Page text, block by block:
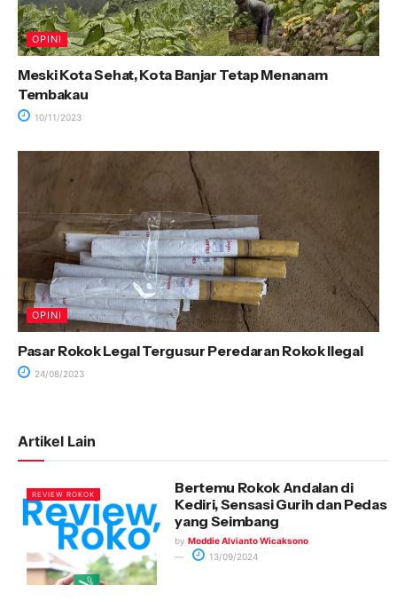
OPINI
Meski Kota Sehat, Kota Banjar Tetap Menanam
Tembakau
10/11/2023
OPINI
Pasar Rokok Legal Tergusur Peredaran Rokok Ilegal
24/08/2023
Artikel Lain
REVIEW ROKOK
Bertemu Rokok Andalan di
Kediri, Sensasi Gurih dan Pedas
yang Seimbang
by Moddie Alvianto Wicaksono
13/09/2024